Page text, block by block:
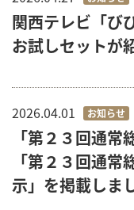
関西テレビ「び
お試しセットが
2026.04.01 お知らせ
「第２３回通常
「第２３回通
示」を掲載しま